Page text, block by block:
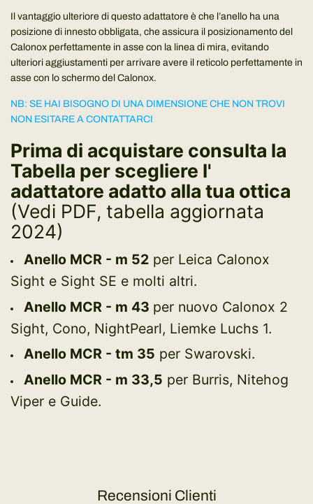
Il vantaggio ulteriore di questo adattatore è che l’anello ha una
posizione di innesto obbligata, che assicura il posizionamento del
Calonox perfettamente in asse con la linea di mira, evitando
ulteriori aggiustamenti per arrivare avere il reticolo perfettamente in
asse con lo schermo del Calonox.
NB: SE HAI BISOGNO DI UNA DIMENSIONE CHE NON TROVI
NON ESITARE A CONTATTARCI
Prima di acquistare consulta la
Tabella per scegliere l'
adattatore adatto alla tua ottica
(Vedi PDF, tabella aggiornata
2024)
Anello MCR - m 52 per Leica Calonox
Sight e Sight SE e molti altri.
Anello MCR - m 43 per nuovo Calonox 2
Sight, Cono, NightPearl, Liemke Luchs 1.
Anello MCR - tm 35 per Swarovski.
Anello MCR - m 33,5 per Burris, Nitehog
Viper e Guide.
Recensioni Clienti